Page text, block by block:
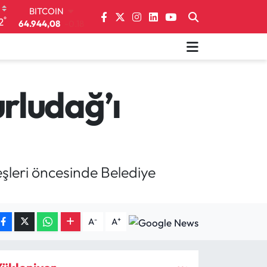
°
DOLAR
47,7436
GRAM ALTIN
6660.55
0.03
BİST100
öncesinde Belediye
A- A+